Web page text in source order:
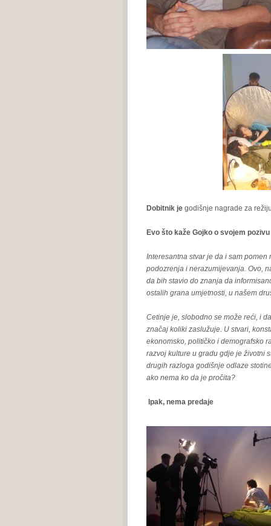
Dobitnik jegodišnje nagrade za
Evo što kaže Gojko o svojem
Interesantna stvar je da i sam
podozrenja i nerazumijevanja. Ovo,
da bih stavio do znanja da
ostalih grana umjetnosti, u našem
Cetinje je, slobodno se može reći, i
značaj koliki zaslužuje. U stvari,
ekonomsko, političko i demografsko
razvoj kulture u gradu gdje je životni
drugih razloga godišnje odlaze
ako nema ko da je pročita?
Ipak, nema predaje